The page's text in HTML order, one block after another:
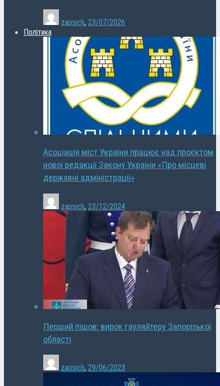
zapsich, 23/07/2026
Політика
Асоціація міст України працює над проєктом
нової редакції Закону України «Про місцеві
державні адміністрації»
zapsich, 23/12/2024
Перший пішов: вирок гауляйтеру Запорізької
області
zapsich, 29/06/2023